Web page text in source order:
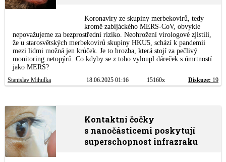
Koronaviry ze skupiny merbekovirů, tedy
kromě zabijáckého MERS-CoV, obvykle
nepovažujeme za bezprostřední riziko. Neohrožení virologové zjistili,
že u starosvětských merbekovirů skupiny HKU5, schází k pandemii
mezi lidmi možná jen krůček. Je to hrozba, která stojí za pečlivý
monitoring netopýrů. Co kdyby se z toho vyloupl dáreček s úmrtností
jako MERS?
Stanislav Mihulka 18.06.2025 01:16 15160x Diskuze: 19
Kontaktní čočky
s nanočásticemi poskytují
superschopnost infrazraku